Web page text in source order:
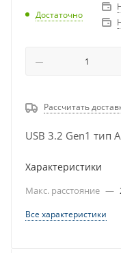
Достаточно
Рассчитать
USB 3.2 Gen1 тип
Характеристики
Макс. расстояние —
Все характеристики